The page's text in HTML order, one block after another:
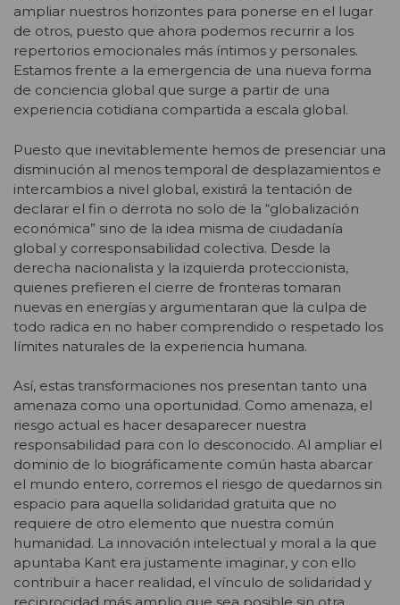
ampliar nuestros horizontes para ponerse en el lugar
de otros, puesto que ahora podemos recurrir a los
repertorios emocionales más íntimos y personales.
Estamos frente a la emergencia de una nueva forma
de conciencia global que surge a partir de una
experiencia cotidiana compartida a escala global.
Puesto que inevitablemente hemos de presenciar una
disminución al menos temporal de desplazamientos e
intercambios a nivel global, existirá la tentación de
declarar el fin o derrota no solo de la “globalización
económica” sino de la idea misma de ciudadanía
global y corresponsabilidad colectiva. Desde la
derecha nacionalista y la izquierda proteccionista,
quienes prefieren el cierre de fronteras tomaran
nuevas en energías y argumentaran que la culpa de
todo radica en no haber comprendido o respetado los
límites naturales de la experiencia humana.
Así, estas transformaciones nos presentan tanto una
amenaza como una oportunidad. Como amenaza, el
riesgo actual es hacer desaparecer nuestra
responsabilidad para con lo desconocido. Al ampliar el
dominio de lo biográficamente común hasta abarcar
el mundo entero, corremos el riesgo de quedarnos sin
espacio para aquella solidaridad gratuita que no
requiere de otro elemento que nuestra común
humanidad. La innovación intelectual y moral a la que
apuntaba Kant era justamente imaginar, y con ello
contribuir a hacer realidad, el vínculo de solidaridad y